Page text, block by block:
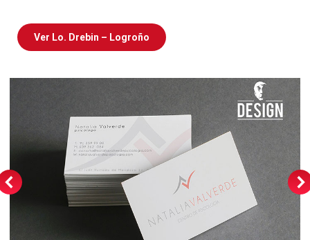
Ver Lo. Drebin – Logroño